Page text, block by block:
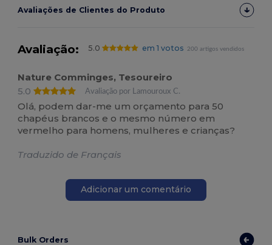
Avaliações de Clientes do Produto
Avaliação: 5.0 em 1 votos 200 artigos vendidos
Nature Comminges, Tesoureiro
5.0
Avaliação por Lamouroux C.
Olá, podem dar-me um orçamento para 50
chapéus brancos e o mesmo número em
vermelho para homens, mulheres e crianças?
Traduzido de Français
Adicionar um comentário
Bulk Orders